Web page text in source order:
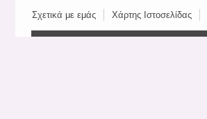
Σχετικά με εμάς Χάρτης Ιστοσελίδας